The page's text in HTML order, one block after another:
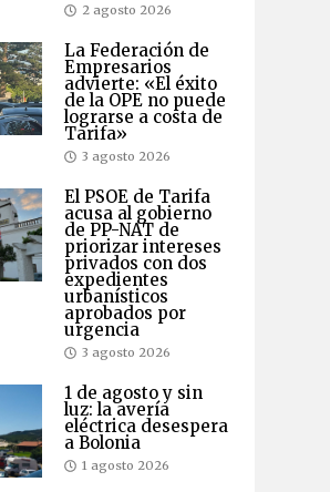
2 agosto 2026
La Federación de
Empresarios
advierte: «El éxito
de la OPE no puede
lograrse a costa de
Tarifa»
3 agosto 2026
El PSOE de Tarifa
acusa al gobierno
de PP-NAT de
priorizar intereses
privados con dos
expedientes
urbanísticos
aprobados por
urgencia
3 agosto 2026
1 de agosto y sin
luz: la avería
eléctrica desespera
a Bolonia
1 agosto 2026